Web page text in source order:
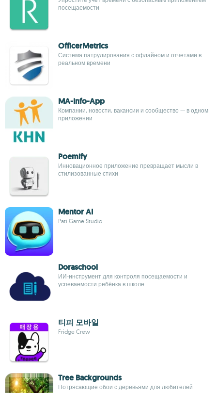
посещаемости
OfficerMetrics
Система патрулирования с офлайном и отчетами в
реальном времени
MA-Info-App
Компании, новости, вакансии и сообщество — в одном
приложении
Poemify
Инновационное приложение превращает мысли в
стилизованные стихи
Mentor AI
Pati Game Studio
Doraschool
ИИ‑инструмент для контроля посещаемости и
успеваемости ребёнка в школе
티피 모바일
Fridge Crew
Tree Backgrounds
Потрясающие обои с деревьями для любителей